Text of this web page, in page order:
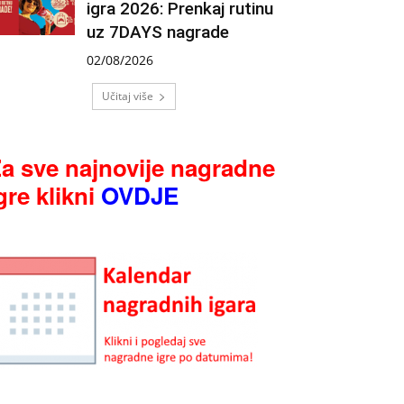
igra 2026: Prenkaj rutinu
uz 7DAYS nagrade
02/08/2026
Učitaj više
sve najnovije nagradne
klikni OVDJE